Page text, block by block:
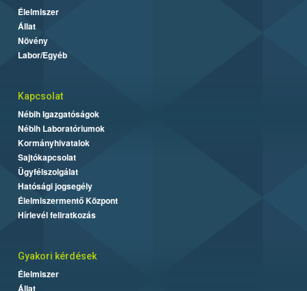
Élelmiszer
Állat
Növény
Labor/Egyéb
Kapcsolat
Nébih Igazgatóságok
Nébih Laboratóriumok
Kormányhivatalok
Sajtókapcsolat
Ügyfélszolgálat
Hatósági jogsegély
Élelmiszermentő Központ
Hírlevél feliratkozás
Gyakori kérdések
Élelmiszer
Állat